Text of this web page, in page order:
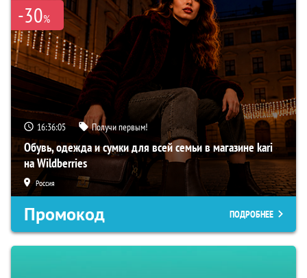
-30%
16:36:03 Получи первым!
Обувь, одежда и сумки для всей семьи в магазине kari
на Wildberries
Россия
Промокод ПОДРОБНЕЕ